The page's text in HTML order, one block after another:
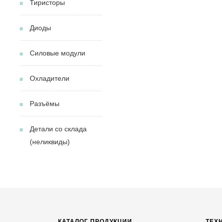
Тиристоры
Диоды
Силовые модули
Охладители
Разъёмы
Детали со склада
(неликвиды)